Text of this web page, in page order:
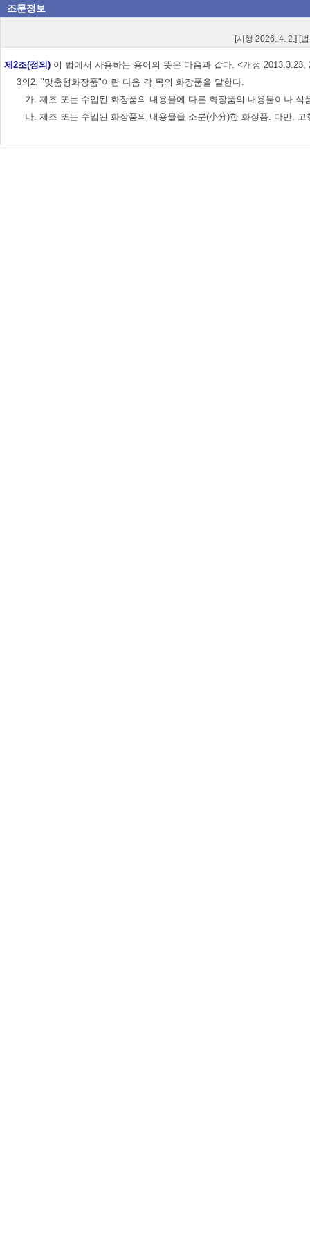
조문정보
[시행 2026. 4. 2.] [
제2조(정의) 이 법에서 사용하는 용어의 뜻은 다음과 같다. <개정
3의2. "맞춤형화장품"이란 다음 각 목의 화장품을 말한다.
가. 제조 또는 수입된 화장품의 내용물에 다른 화장품의 내용물이나
나. 제조 또는 수입된 화장품의 내용물을 소분(小分)한 화장품. 다만,